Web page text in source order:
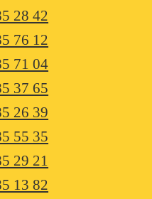
28 42
76 12
71 04
37 65
26 39
55 35
29 21
13 82